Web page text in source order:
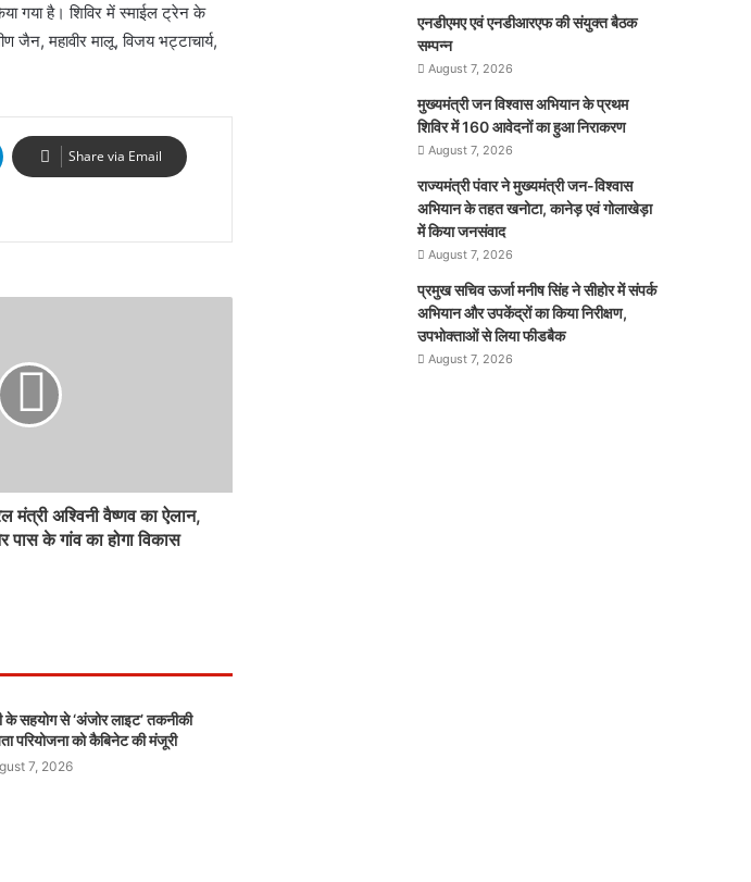
गया है। शिविर में स्माईल ट्रेन के
जैन, महावीर मालू, विजय भट्टाचार्य,
Share via Email
मंत्री अश्विनी वैष्णव का ऐलान,
पास के गांव का होगा विकास
के सहयोग से ‘अंजोर लाइट’ तकनीकी
परियोजना को कैबिनेट की मंजूरी
7, 2026
एनडीएमए एवं एनडीआरएफ की संयुक्त बैठक
सम्पन्न
August 7, 2026
मुख्यमंत्री जन विश्वास अभियान के प्रथम
शिविर में 160 आवेदनों का हुआ निराकरण
August 7, 2026
राज्यमंत्री पंवार ने मुख्यमंत्री जन-विश्वास
अभियान के तहत खनोटा, कानेड़ एवं गोलाखेड़ा
में किया जनसंवाद
August 7, 2026
प्रमुख सचिव ऊर्जा मनीष सिंह ने सीहोर में संपर्क
अभियान और उपकेंद्रों का किया निरीक्षण,
उपभोक्ताओं से लिया फीडबैक
August 7, 2026